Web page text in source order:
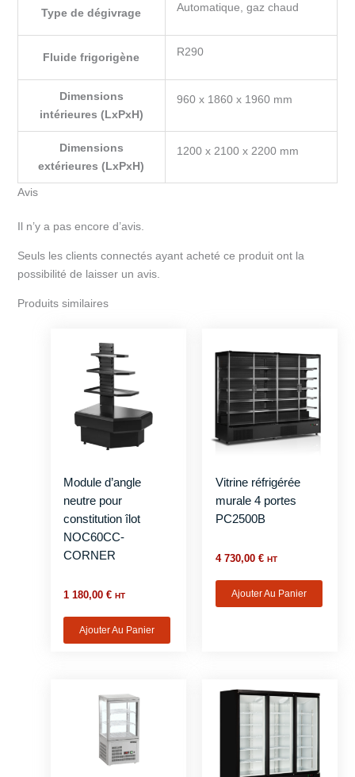
Type de dégivrage Automatique, gaz chaud
Fluide frigorigène R290
Dimensions
intérieures (LxPxH)
960 x 1860 x 1960 mm
Dimensions
extérieures (LxPxH)
1200 x 2100 x 2200 mm
Avis
Il n’y a pas encore d’avis.
Seuls les clients connectés ayant acheté ce produit ont la
possibilité de laisser un avis.
Produits similaires
Module d’angle
neutre pour
constitution îlot
NOC60CC-
CORNER
1 180,00€ HT
Ajouter Au Panier
Vitrine réfrigérée
murale 4 portes
PC2500B
4 730,00 € HT
Ajouter Au Panier